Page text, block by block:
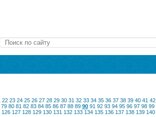
22 23 24 25 26 27 28 29 30 31 32 33 34 35 36 37 38 39 40 41 42
79 80 81 82 83 84 85 86 87 88 89 90 91 92 93 94 95 96 97 98 99
126 127 128 129 130 131 132 133 134 135 136 137 138 139 140